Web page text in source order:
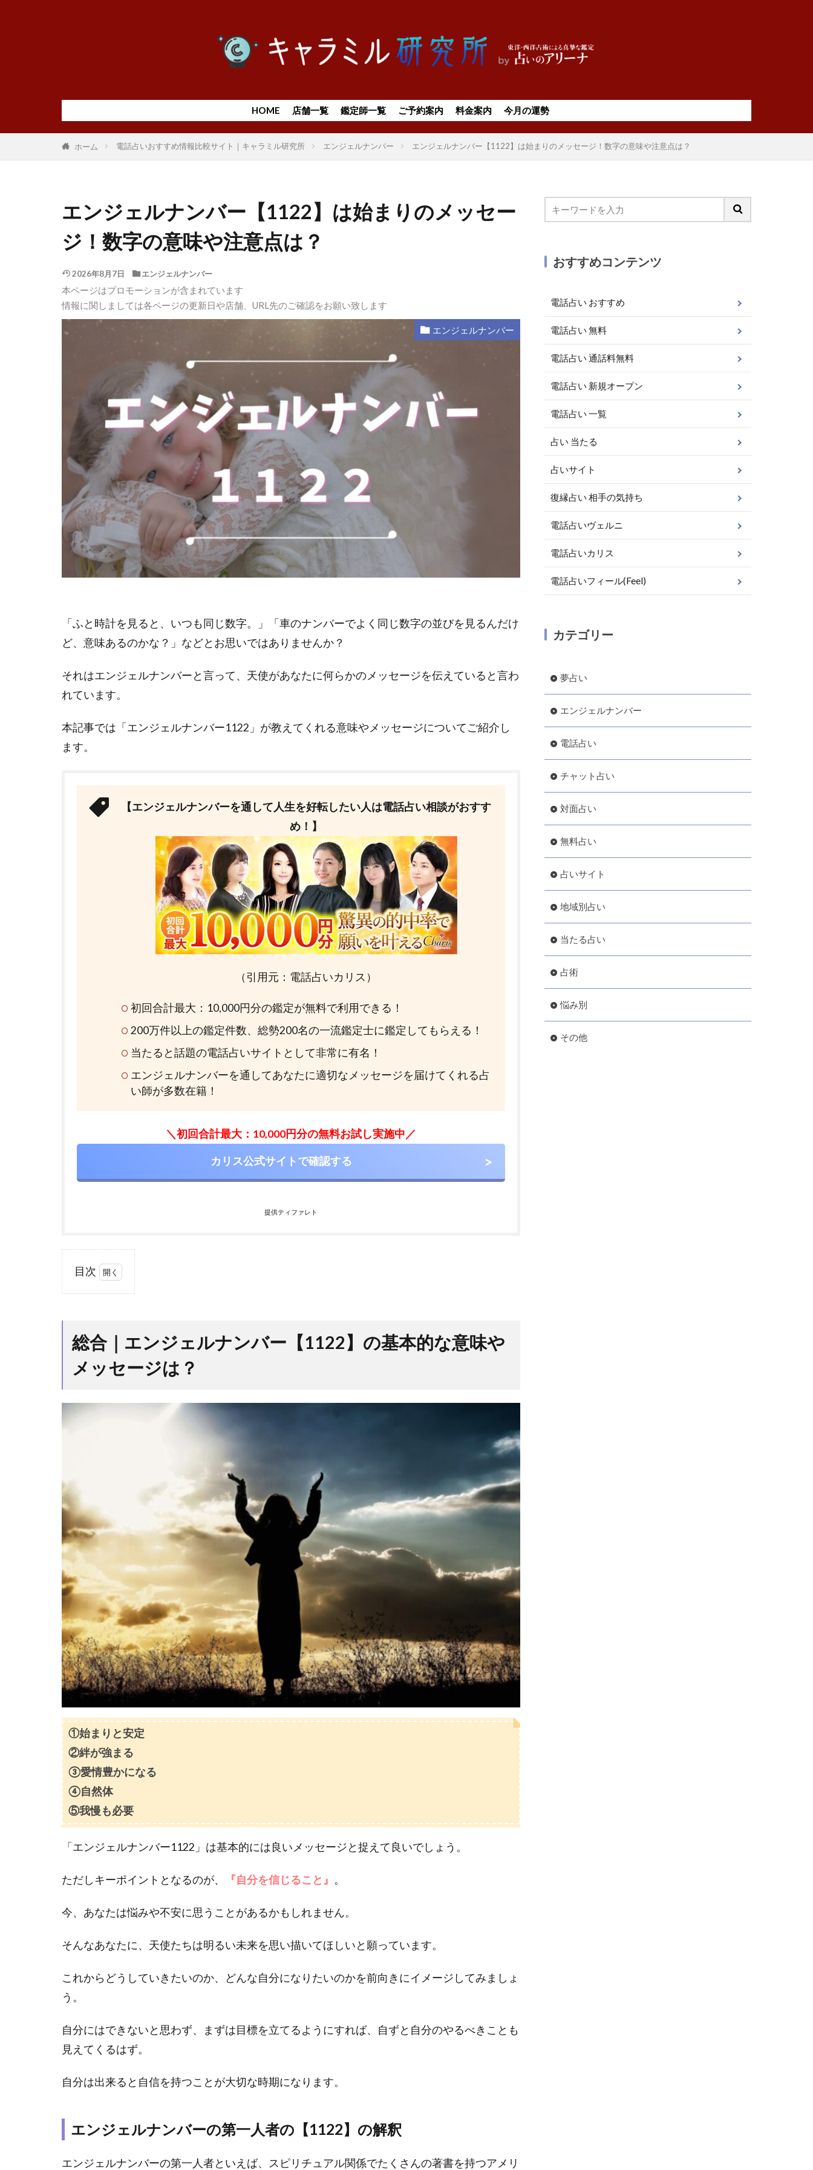
HOME 店舗一覧 鑑定師一覧 ご予約案内 料金案内 今月の運勢
ホーム 電話占いおすすめ情報比較サイト｜キャラミル研究所 エンジェルナンバー エンジェルナンバー【1122】は始まりのメッセージ！数字の意味や注意点は？
エンジェルナンバー【1122】は始まりのメッセー
ジ！数字の意味や注意点は？
2026年8月7日 エンジェルナンバー
本ページはプロモーションが含まれています
情報に関しましては各ページの更新日や店舗、URL先のご確認をお願い致します
エンジェルナンバー
「ふと時計を見ると、いつも同じ数字。」「車のナンバーでよく同じ数字の並びを見るんだけ
ど、意味あるのかな？」などとお思いではありませんか？
それはエンジェルナンバーと言って、天使があなたに何らかのメッセージを伝えていると言わ
れています。
本記事では「エンジェルナンバー1122」が教えてくれる意味やメッセージについてご紹介し
ます。
【エンジェルナンバーを通して人生を好転したい人は電話占い相談がおすす
め！】
（引用元：電話占いカリス）
初回合計最大：10,000円分の鑑定が無料で利用できる！
200万件以上の鑑定件数、総勢200名の一流鑑定士に鑑定してもらえる！
当たると話題の電話占いサイトとして非常に有名！
エンジェルナンバーを通してあなたに適切なメッセージを届けてくれる占
い師が多数在籍！
＼初回合計最大：10,000円分の無料お試し実施中／
カリス公式サイトで確認する
提供ティファレト
目次
バー
【1122】
の基本的
な意味や
ジは？
の解釈
2
前兆
｜エンジ
ェルナン
バー
【1122】
を見たら
何が起き
る？
2.1
恋
愛｜エン
ジェルナ
ンバー
の意味や
メッセー
ジは？
2.2
復
縁｜エン
ジェルナ
ンバー
の意味や
ジは？
思い｜エ
ナンバー
メッセー
婚｜エン
ジェルナ
【1122】
の意味や
事｜エン
総合｜エンジェルナンバー【1122】の基本的な意味や
メッセージは？
①始まりと安定
②絆が強まる
③愛情豊かになる
④自然体
⑤我慢も必要
「エンジェルナンバー1122」は基本的には良いメッセージと捉えて良いでしょう。
ただしキーポイントとなるのが、 『自分を信じること』 。
今、あなたは悩みや不安に思うことがあるかもしれません。
そんなあなたに、天使たちは明るい未来を思い描いてほしいと願っています。
これからどうしていきたいのか、どんな自分になりたいのかを前向きにイメージしてみましょ
う。
自分にはできないと思わず、まずは目標を立てるようにすれば、自ずと自分のやるべきことも
見えてくるはず。
自分は出来ると自信を持つことが大切な時期になります。
エンジェルナンバーの第一人者の【1122】の解釈
エンジェルナンバーの第一人者といえば、スピリチュアル関係でたくさんの著書を持つアメリ
おすすめコンテンツ
電話占い おすすめ
電話占い 無料
電話占い 通話料無料
電話占い 新規オープン
電話占い 一覧
占い 当たる
占いサイト
復縁占い 相手の気持ち
電話占いヴェルニ
電話占いカリス
電話占いフィール(Feel)
カテゴリー
夢占い
エンジェルナンバー
電話占い
チャット占い
対面占い
無料占い
占いサイト
地域別占い
当たる占い
占術
悩み別
その他